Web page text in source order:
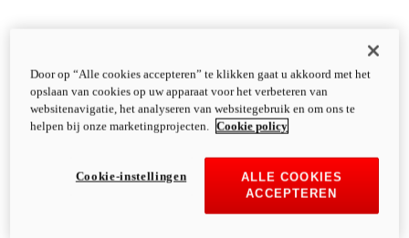
Door op “Alle cookies accepteren” te klikken gaat u akkoord met het
opslaan van cookies op uw apparaat voor het verbeteren van
websitenavigatie, het analyseren van websitegebruik en om ons te
helpen bij onze marketingprojecten.
Cookie policy
ALLE COOKIES
ACCEPTEREN
Cookie-instellingen